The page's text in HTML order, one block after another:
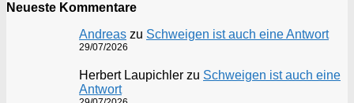
Neueste Kommentare
Andreas zu Schweigen ist auch eine Antwort
29/07/2026
Herbert Laupichler zu Schweigen ist auch eine
Antwort